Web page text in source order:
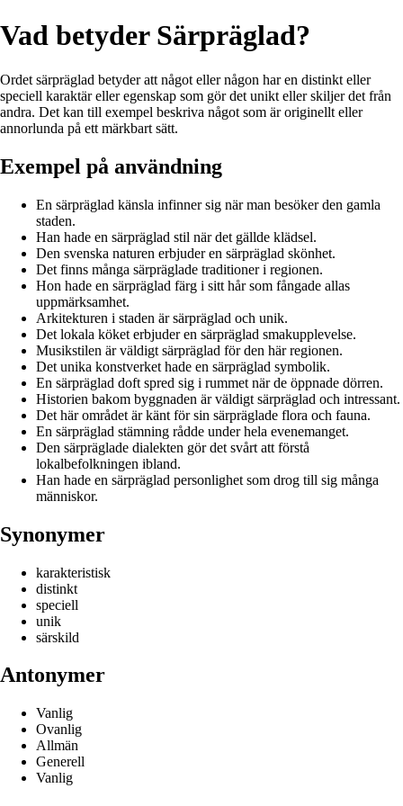
Vad betyder Särpräglad?
Ordet särpräglad betyder att något eller någon har en distinkt eller
speciell karaktär eller egenskap som gör det unikt eller skiljer det från
andra. Det kan till exempel beskriva något som är originellt eller
annorlunda på ett märkbart sätt.
Exempel på användning
En särpräglad känsla infinner sig när man besöker den gamla
staden.
Han hade en särpräglad stil när det gällde klädsel.
Den svenska naturen erbjuder en särpräglad skönhet.
Det finns många särpräglade traditioner i regionen.
Hon hade en särpräglad färg i sitt hår som fångade allas
uppmärksamhet.
Arkitekturen i staden är särpräglad och unik.
Det lokala köket erbjuder en särpräglad smakupplevelse.
Musikstilen är väldigt särpräglad för den här regionen.
Det unika konstverket hade en särpräglad symbolik.
En särpräglad doft spred sig i rummet när de öppnade dörren.
Historien bakom byggnaden är väldigt särpräglad och intressant.
Det här området är känt för sin särpräglade flora och fauna.
En särpräglad stämning rådde under hela evenemanget.
Den särpräglade dialekten gör det svårt att förstå
lokalbefolkningen ibland.
Han hade en särpräglad personlighet som drog till sig många
människor.
Synonymer
karakteristisk
distinkt
speciell
unik
särskild
Antonymer
Vanlig
Ovanlig
Allmän
Generell
Vanlig